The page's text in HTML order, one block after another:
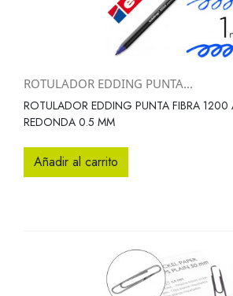
ROTULADOR EDDING PUNTA...
ROTULADOR EDDING PUNTA FIBRA 1200
REDONDA 0.5 MM
Añadir al carrito